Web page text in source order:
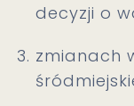
decyzji o
zmianach